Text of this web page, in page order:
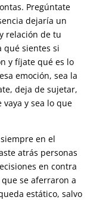
Pregúntate
dejaría un
relación de tu
qué sientes si
y fíjate qué es lo
emoción, sea la
deja de sujetar,
y sea lo que
en el
atrás personas
en contra
se aferraron a
estático, salvo